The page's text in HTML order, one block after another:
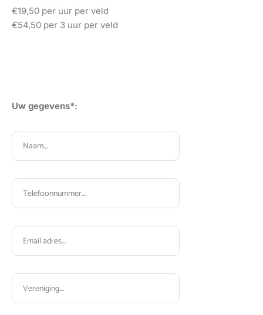
€19,50 per uur per veld
€54,50 per 3 uur per veld
Uw gegevens*: